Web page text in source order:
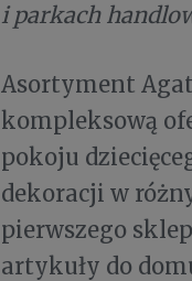
i parkach
Asortyment
kompleksową
pokoju
dekoracji w
pierwszego
artykuły do